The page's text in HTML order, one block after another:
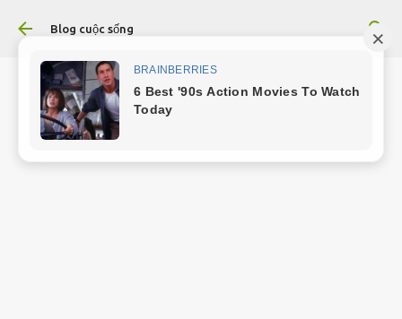
Chuyển đến nội dung chính
Blog cuộc sống